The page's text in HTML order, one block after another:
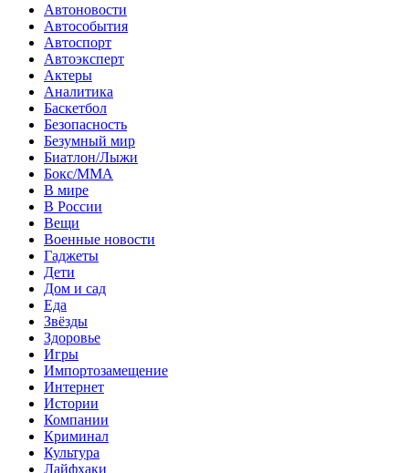
Автоновости
Автособытия
Автоспорт
Автоэксперт
Актеры
Аналитика
Баскетбол
Безопасность
Безумный мир
Биатлон/Лыжи
Бокс/MMA
В мире
В России
Вещи
Военные новости
Гаджеты
Дети
Дом и сад
Еда
Звёзды
Здоровье
Игры
Импортозамещение
Интернет
Истории
Компании
Криминал
Культура
Лайфхаки